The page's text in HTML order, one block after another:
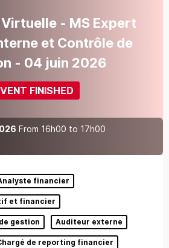
- MS Expert
et Contrôle de
- 04 juin 2026
FINISHED
From 16h00 to 17h00
financier
et financier
gestion Auditeur externe
de reporting financier